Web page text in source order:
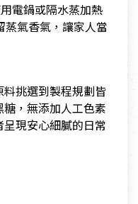
電鍋或隔水蒸加熱
氣香氣，讓家人當
挑選到製程規劃皆
，無添加人工色素
現安心細膩的日常